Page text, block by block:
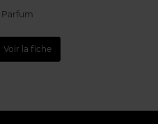
Parfum
Voir la fiche